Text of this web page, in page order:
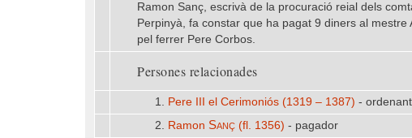
Ramon Sanç, escrivà de la procuració reial dels
Perpinyà, fa constar que ha pagat 9 diners al
pel ferrer Pere Corbos.
Persones relacionades
1. Pere III el Cerimoniós (1319 – 1387) - ordenant
2. Ramon Sanç (fl. 1356) - pagador